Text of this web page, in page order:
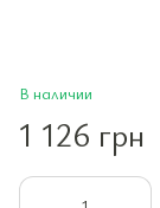
В наличии
1 126 грн